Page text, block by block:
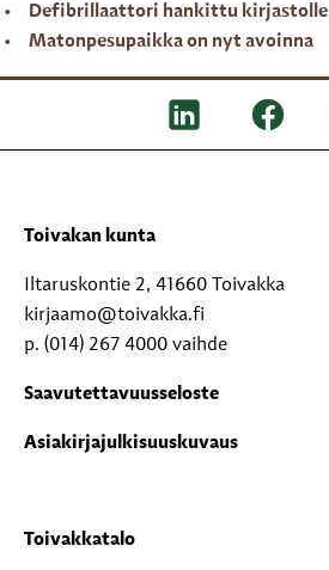
Defibrillaattori hankittu kirjastolle
Matonpesupaikka on nyt avoinna
Toivakan kunta
Iltaruskontie 2, 41660 Toivakka
kirjaamo@toivakka.fi
p. (014) 267 4000 vaihde
Saavutettavuusseloste
Asiakirjajulkisuuskuvaus
Toivakkatalo